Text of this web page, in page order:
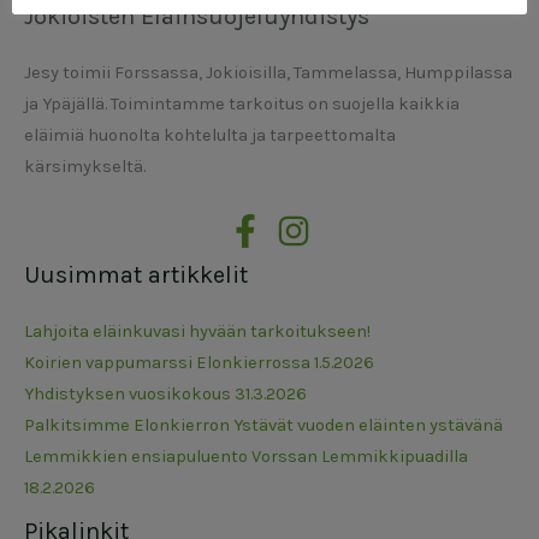
Jokioisten Eläinsuojeluyhdistys
Jesy toimii Forssassa, Jokioisilla, Tammelassa, Humppilassa
ja Ypäjällä. Toimintamme tarkoitus on suojella kaikkia
eläimiä huonolta kohtelulta ja tarpeettomalta
kärsimykseltä.
Uusimmat artikkelit
Lahjoita eläinkuvasi hyvään tarkoitukseen!
Koirien vappumarssi Elonkierrossa 1.5.2026
Yhdistyksen vuosikokous 31.3.2026
Palkitsimme Elonkierron Ystävät vuoden eläinten ystävänä
Lemmikkien ensiapuluento Vorssan Lemmikkipuadilla
18.2.2026
Pikalinkit